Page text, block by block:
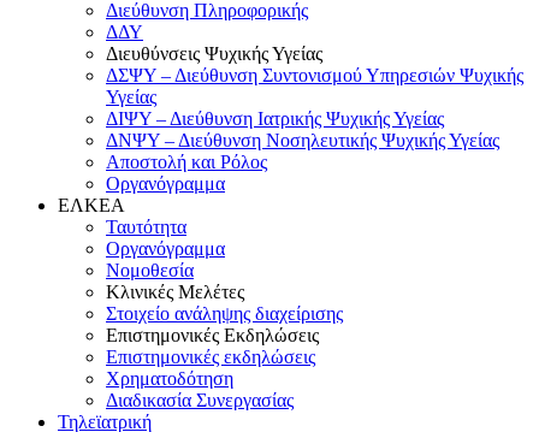
Διεύθυνση Πληροφορικής
ΔΔΥ
Διευθύνσεις Ψυχικής Υγείας
ΔΣΨΥ – Διεύθυνση Συντονισμού Υπηρεσιών Ψυχικής
Υγείας
ΔΙΨΥ – Διεύθυνση Ιατρικής Ψυχικής Υγείας
ΔΝΨΥ – Διεύθυνση Νοσηλευτικής Ψυχικής Υγείας
Αποστολή και Ρόλος
Οργανόγραμμα
ΕΛΚΕΑ
Ταυτότητα
Οργανόγραμμα
Νομοθεσία
Κλινικές Μελέτες
Στοιχείο ανάληψης διαχείρισης
Επιστημονικές Εκδηλώσεις
Επιστημονικές εκδηλώσεις
Χρηματοδότηση
Διαδικασία Συνεργασίας
Τηλεϊατρική